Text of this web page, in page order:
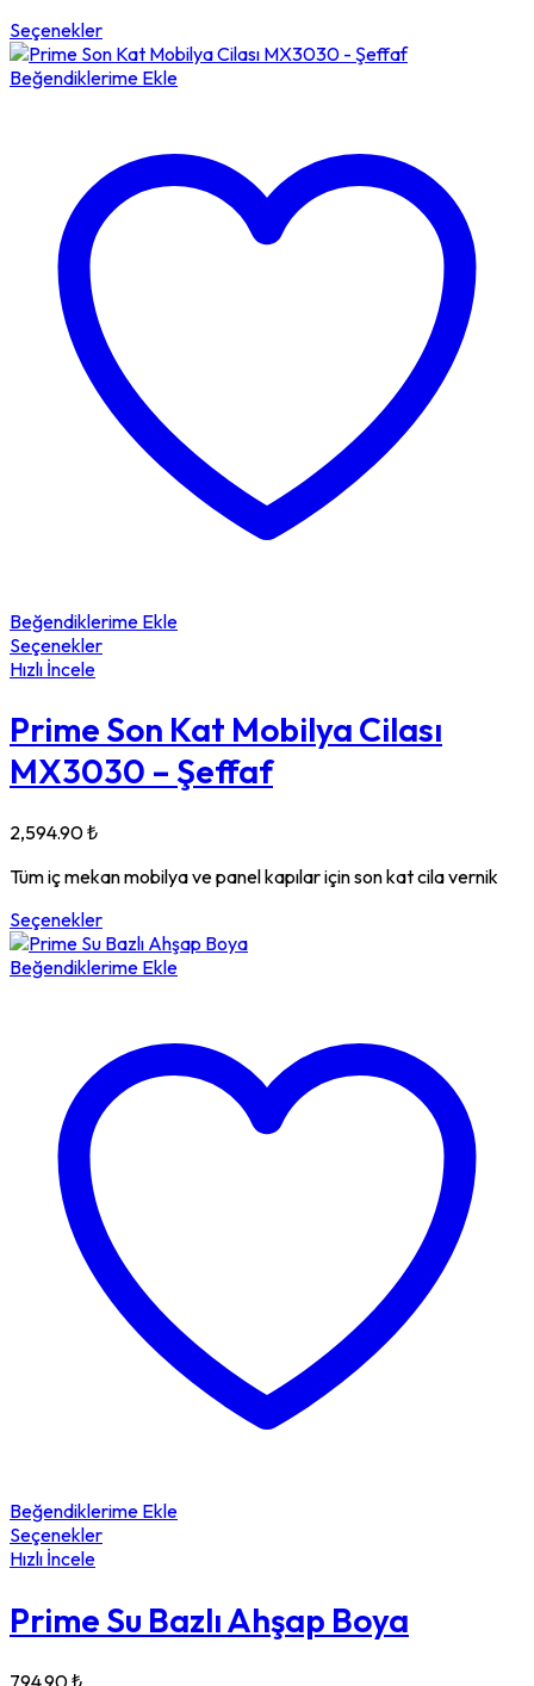
Seçenekler
Beğendiklerime Ekle
Beğendiklerime Ekle
Seçenekler
Hızlı İncele
Prime Son Kat Mobilya Cilası
MX3030 – Şeffaf
2,594.90₺
Tüm iç mekan mobilya ve panel kapılar için son kat cila vernik
Seçenekler
Beğendiklerime Ekle
Beğendiklerime Ekle
Seçenekler
Hızlı İncele
Prime Su Bazlı Ahşap Boya
794.90₺